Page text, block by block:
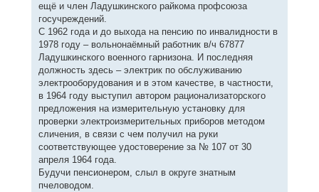
ещё и член Ладушкинского райкома профсоюза
госучреждений.
С 1962 года и до выхода на пенсию по инвалидности в
1978 году – вольнонаёмный работник в/ч 67877
Ладушкинского военного гарнизона. И последняя
должность здесь – электрик по обслуживанию
электрооборудования и в этом качестве, в частности,
в 1964 году выступил автором рационализаторского
предложения на измерительную установку для
проверки электроизмерительных приборов методом
сличения, в связи с чем получил на руки
соответствующее удостоверение за № 107 от 30
апреля 1964 года.
Будучи пенсионером, слыл в округе знатным
пчеловодом.